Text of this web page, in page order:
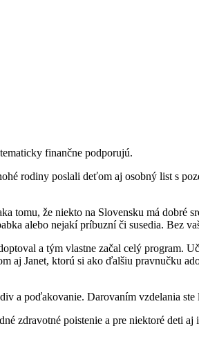
finančne podporujú.
rodiny poslali deťom aj osobný list s
že niekto na Slovensku má dobré
alebo nejakí príbuzní či susedia.
a tým vlastne začal celý program.
aj Janet, ktorú si ako ďalšiu pravnučku
a poďakovanie. Darovaním vzdelania
zdravotné poistenie a pre niektoré deti